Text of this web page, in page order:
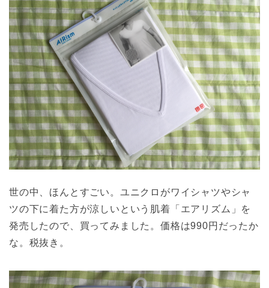
世の中、ほんとすごい。ユニクロがワイシャツやシャ
ツの下に着た方が涼しいという肌着「エアリズム」を
発売したので、買ってみました。価格は990円だったか
な。税抜き。